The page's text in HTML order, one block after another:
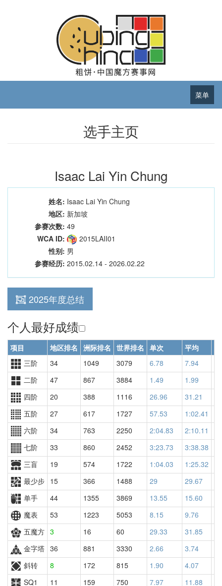
菜单
选手主页
Isaac Lai Yin Chung
姓名: Isaac Lai Yin Chung
地区: 新加坡
参赛次数: 49
WCA ID:
2015LAII01
性别: 男
参赛经历: 2015.02.14 - 2026.02.22
2025年度总结
个人最好成绩
项目 地区排名 洲际排名 世界排名 单次 平均
三阶
34 1049 3079 6.78 7.94
二阶
47 867 3884 1.49 1.99
四阶
20 388 1116 26.96 31.21
五阶
27 617 1727 57.53 1:02.41
六阶
34 763 2250 2:04.83 2:10.11
七阶
33 860 2452 3:23.73 3:38.38
三盲
19 574 1722 1:04.03 1:25.32
最少步 15 366 1488 29 29.67
单手
44 1355 3869 13.55 15.60
魔表
53 1223 5053 8.15 9.76
五魔方 3 16 60 29.33 31.85
金字塔 36 881 3330 2.66 3.74
斜转
8 172 815 1.90 4.07
SQ1
11 159 750 7.97 11.88